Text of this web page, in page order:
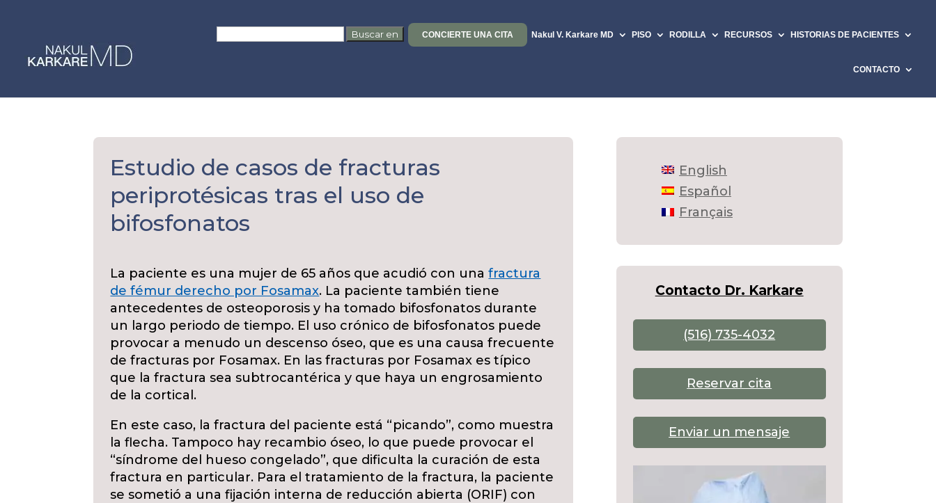
for:
CONCIERTE UNA CITA Nakul V. Karkare MD PISO RODILLA RECURSOS HISTORIAS DE PACIENTES
CONTACTO
Estudio de casos de fracturas
periprotésicas tras el uso de
bifosfonatos
La paciente es una mujer de 65 años que acudió con unafractura
de fémur derecho por Fosamax. La paciente también tiene
antecedentes de osteoporosis y ha tomado bifosfonatos durante
un largo periodo de tiempo. El uso crónico de bifosfonatos puede
provocar a menudo un descenso óseo, que es una causa frecuente
de fracturas por Fosamax. En las fracturas por Fosamax es típico
que la fractura sea subtrocantérica y que haya un engrosamiento
de la cortical.
En este caso, la fractura del paciente está “picando”, como muestra
la flecha. Tampoco hay recambio óseo, lo que puede provocar el
“síndrome del hueso congelado”, que dificulta la curación de esta
fractura en particular. Para el tratamiento de la fractura, la paciente
se sometió a una fijación interna de reducción abierta (ORIF) con
English
Español
Français
Contacto Dr. Karkare
(516) 735-4032
Reservar cita
Enviar un mensaje